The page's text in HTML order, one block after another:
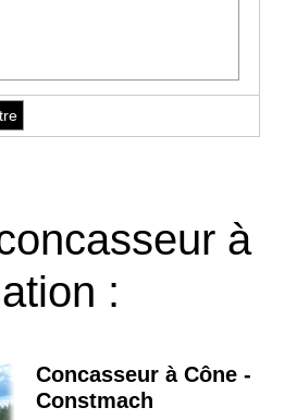
à
:
Concasseur à Cône -
Constmach